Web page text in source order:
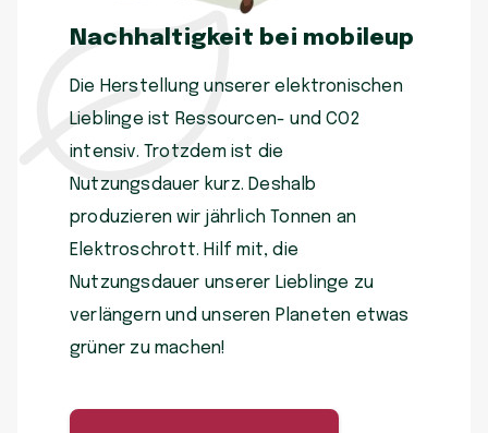
Nachhaltigkeit bei mobileup
Die Herstellung unserer elektronischen
Lieblinge ist Ressourcen- und CO2
intensiv. Trotzdem ist die
Nutzungsdauer kurz. Deshalb
produzieren wir jährlich Tonnen an
Elektroschrott. Hilf mit, die
Nutzungsdauer unserer Lieblinge zu
verlängern und unseren Planeten etwas
grüner zu machen!